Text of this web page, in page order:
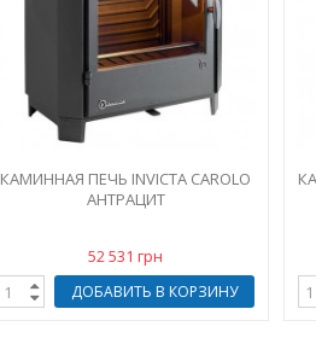
КАМИННАЯ ПЕЧЬ INVICTA CAROLO
АНТРАЦИТ
52 531 грн
ДОБАВИТЬ В КОРЗИНУ